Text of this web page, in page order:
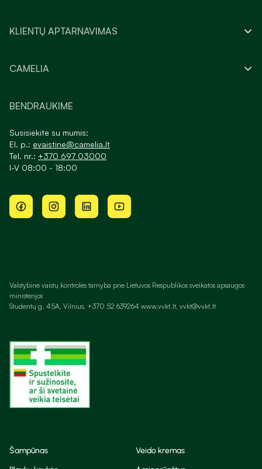
KLIENTŲ APTARNAVIMAS
CAMELIA
BENDRAUKIME
Susisiekite su mumis:
El. p.: evaistine@camelia.lt
Tel. nr.: +370 697 03000
I-V 08:00 - 18:00
Valstybinė vaistų kontrolės tarnyba prie Lietuvos Respublikos sveikatos apsaugos
ministerijos
Studentų g. 45A, Vilnius, +370 52 639264 www.vvkt.lt, vvkt@vvkt.lt
Šampūnas
Veido kremas